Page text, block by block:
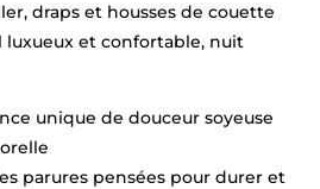
draps et housses de couette
et confortable, nuit
unique de douceur soyeuse
parures pensées pour durer et